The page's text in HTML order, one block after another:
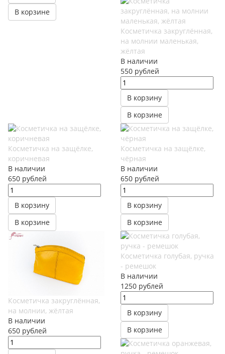
В корзине
Косметичка закруглённая,
на молнии маленькая,
жёлтая
В наличии
550 рублей
В корзину
В корзине
Косметичка на защёлке,
коричневая
В наличии
650 рублей
В корзину
В корзине
Косметичка на защёлке,
чёрная
В наличии
650 рублей
В корзину
В корзине
Косметичка закруглённая,
на молнии, жёлтая
В наличии
650 рублей
Косметичка голубая, ручка
- ремешок
В наличии
1250 рублей
В корзину
В корзине